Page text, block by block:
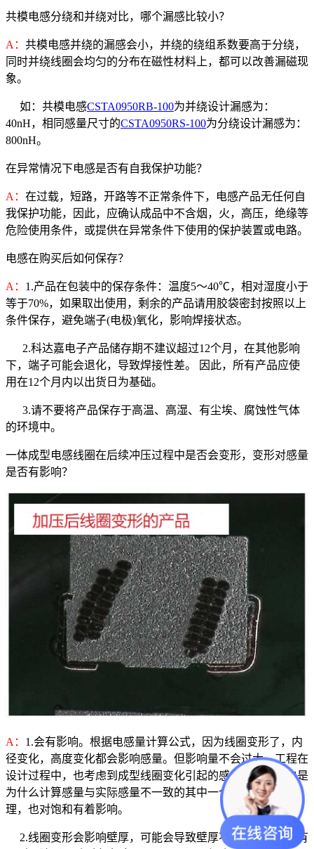
共模电感分绕和并绕对比，哪个漏感比较小？
A： 共模电感并绕的漏感会小，并绕的绕组系数要高于分绕，
同时并绕线圈会均匀的分布在磁性材料上，都可以改善漏磁现
象。
如：共模电感CSTA0950RB-100为并绕设计漏感为：
40nH，相同感量尺寸的CSTA0950RS-100为分绕设计漏感为：
800nH。
在异常情况下电感是否有自我保护功能？
A： 在过载，短路，开路等不正常条件下，电感产品无任何自
我保护功能，因此，应确认成品中不含烟，火，高压，绝缘等
危险使用条件，或提供在异常条件下使用的保护装置或电路。
电感在购买后如何保存？
A： 1.产品在包装中的保存条件：温度5～40℃，相对湿度小于
等于70%，如果取出使用，剩余的产品请用胶袋密封按照以上
条件保存，避免端子(电极)氧化，影响焊接状态。
2.科达嘉电子产品储存期不建议超过12个月，在其他影响
下，端子可能会退化，导致焊接性差。 因此，所有产品应使
用在12个月内以出货日为基础。
3.请不要将产品保存于高温、高湿、有尘埃、腐蚀性气体
的环境中。
一体成型电感​线圈在后续冲压过程中是否会变形，变形对感量
是否有影响？
A： 1.会有影响。根据电感量计算公式，因为线圈变形了，内
径变化，高度变化都会影响感量。但影响量不会过大，工程在
设计过程中，也考虑到成型线圈变化引起的感量变化。这也是
为什么计算感量与实际感量不一致的其中一个重要原因。同
理，也对饱和有着影响。
2.线圈变形会影响壁厚，可能会导致壁厚不足，导致成品有